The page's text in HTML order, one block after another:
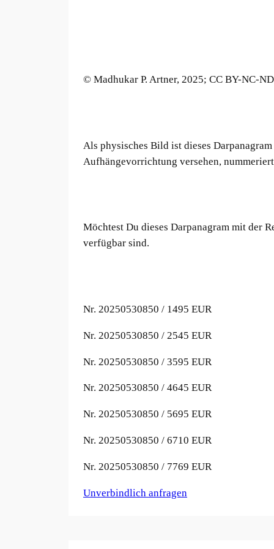
© Madhukar P. Artner, 2025; CC BY-NC-
Als physisches Bild ist dieses
Aufhängevorrichtung versehen,
Möchtest Du dieses Darpanagram mit der
verfügbar sind.
Nr. 20250530850 / 1495 EUR
Nr. 20250530850 / 2545 EUR
Nr. 20250530850 / 3595 EUR
Nr. 20250530850 / 4645 EUR
Nr. 20250530850 / 5695 EUR
Nr. 20250530850 / 6710 EUR
Nr. 20250530850 / 7769 EUR
Unverbindlich anfragen